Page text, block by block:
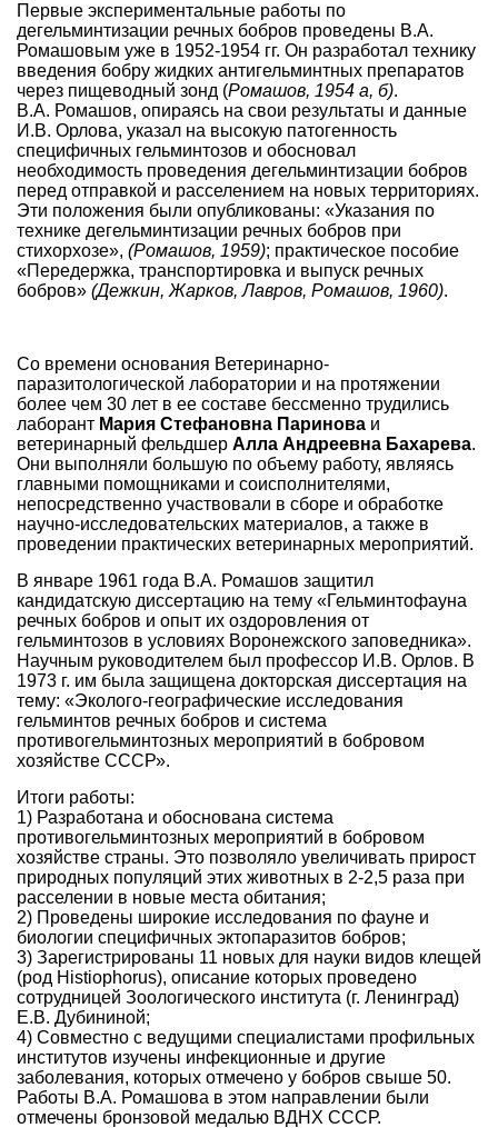
Первые экспериментальные работы по
дегельминтизации речных бобров проведены В.А.
Ромашовым уже в 1952-1954 гг. Он разработал технику
введения бобру жидких антигельминтных препаратов
через пищеводный зонд (Ромашов, 1954 а, б).
В.А. Ромашов, опираясь на свои результаты и данные
И.В. Орлова, указал на высокую патогенность
специфичных гельминтозов и обосновал
необходимость проведения дегельминтизации бобров
перед отправкой и расселением на новых территориях.
Эти положения были опубликованы: «Указания по
технике дегельминтизации речных бобров при
стихорхозе», (Ромашов, 1959); практическое пособие
«Передержка, транспортировка и выпуск речных
бобров» (Дежкин, Жарков, Лавров, Ромашов, 1960).
Со времени основания Ветеринарно-
паразитологической лаборатории и на протяжении
более чем 30 лет в ее составе бессменно трудились
лаборант Мария Стефановна Паринова и
ветеринарный фельдшер Алла Андреевна Бахарева.
Они выполняли большую по объему работу, являясь
главными помощниками и соисполнителями,
непосредственно участвовали в сборе и обработке
научно-исследовательских материалов, а также в
проведении практических ветеринарных мероприятий.
В январе 1961 года В.А. Ромашов защитил
кандидатскую диссертацию на тему «Гельминтофауна
речных бобров и опыт их оздоровления от
гельминтозов в условиях Воронежского заповедника».
Научным руководителем был профессор И.В. Орлов. В
1973 г. им была защищена докторская диссертация на
тему: «Эколого-географические исследования
гельминтов речных бобров и система
противогельминтозных мероприятий в бобровом
хозяйстве СССР».
Итоги работы:
1) Разработана и обоснована система
противогельминтозных мероприятий в бобровом
хозяйстве страны. Это позволяло увеличивать прирост
природных популяций этих животных в 2-2,5 раза при
расселении в новые места обитания;
2) Проведены широкие исследования по фауне и
биологии специфичных эктопаразитов бобров;
3) Зарегистрированы 11 новых для науки видов клещей
(род Histiophorus), описание которых проведено
сотрудницей Зоологического института (г. Ленинград)
Е.В. Дубининой;
4) Совместно с ведущими специалистами профильных
институтов изучены инфекционные и другие
заболевания, которых отмечено у бобров свыше 50.
Работы В.А. Ромашова в этом направлении были
отмечены бронзовой медалью ВДНХ СССР.